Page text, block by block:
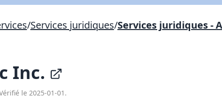
/Services juridiques/Services juridiques -
Inc.
le 2025-01-01.
X Fermer Envoyez
Copier lien